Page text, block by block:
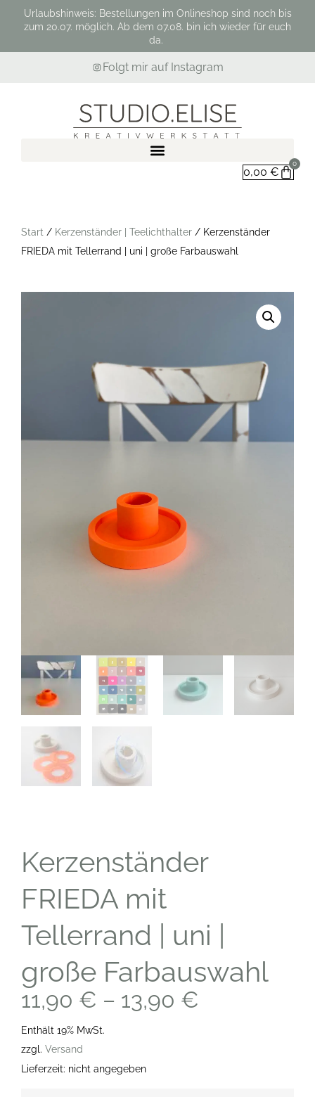
Urlaubshinweis: Bestellungen im Onlineshop sind noch bis
zum 20.07. möglich. Ab dem 07.08. bin ich wieder für euch
da.
Folgt mir auf Instagram
0,00 €
0
Start / Kerzenständer | Teelichthalter / Kerzenständer
FRIEDA mit Tellerrand | uni | große Farbauswahl
Kerzenständer
FRIEDA mit
Tellerrand | uni |
große Farbauswahl
11,90 € – 13,90 €
Enthält 19% MwSt.
zzgl. Versand
Lieferzeit: nicht angegeben